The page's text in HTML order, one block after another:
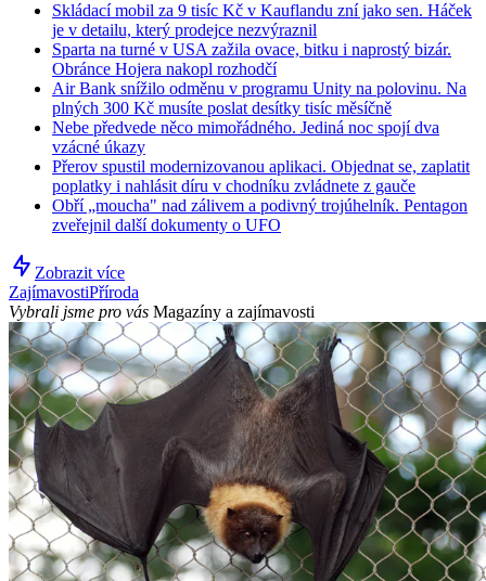
Skládací mobil za 9 tisíc Kč v Kauflandu zní jako sen. Háček
je v detailu, který prodejce nezvýraznil
Sparta na turné v USA zažila ovace, bitku i naprostý bizár.
Obránce Hojera nakopl rozhodčí
Air Bank snížilo odměnu v programu Unity na polovinu. Na
plných 300 Kč musíte poslat desítky tisíc měsíčně
Nebe předvede něco mimořádného. Jediná noc spojí dva
vzácné úkazy
Přerov spustil modernizovanou aplikaci. Objednat se, zaplatit
poplatky i nahlásit díru v chodníku zvládnete z gauče
Obří „moucha" nad zálivem a podivný trojúhelník. Pentagon
zveřejnil další dokumenty o UFO
Zobrazit více
ZajímavostiPříroda
Vybrali jsme pro vás Magazíny a zajímavosti